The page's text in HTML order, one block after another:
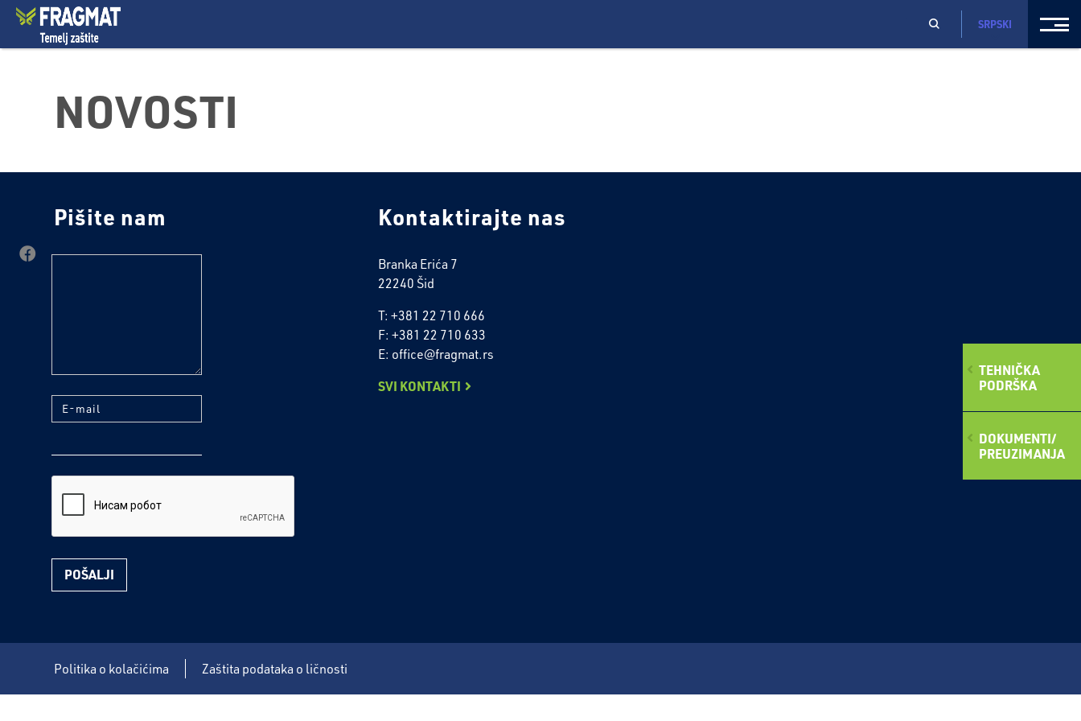
TEHNIČKA
PODRŠKA
DOKUMENTI/
PREUZIMANJA
SRPSKI
NOVOSTI
Pišite nam
E-mail
Kontaktirajte nas
Branka Erića 7
22240 Šid
T: +381 22 710 666
F: +381 22 710 633
E: office@fragmat.rs
SVI KONTAKTI
Politika o kolačićima Zaštita podataka o ličnosti